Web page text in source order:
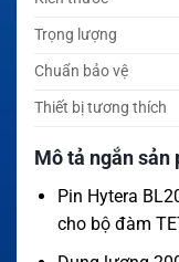
Trọng lượng
Chuẩn bảo vệ
Thiết bị tương thích
Mô tả ngắn sản
Pin Hytera
cho bộ đàm